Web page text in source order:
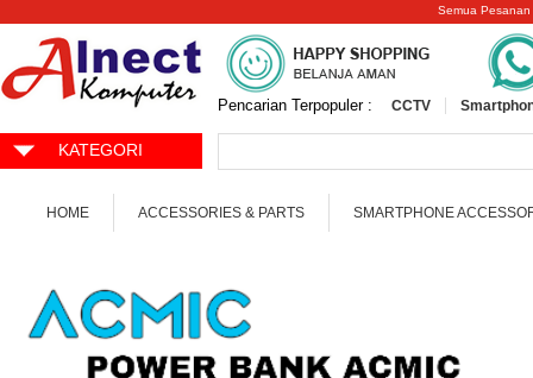
Semua Pesanan
Pencarian Terpopuler : CCTV
KATEGORI
HOME ACCESSORIES & PARTS SMARTPHONE